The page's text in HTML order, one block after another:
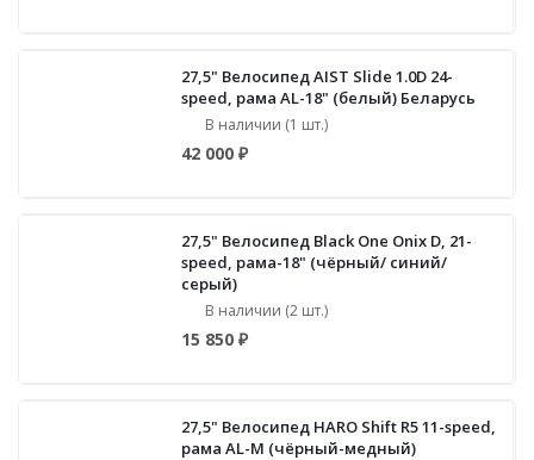
27,5" Велосипед AIST Slide 1.0D 24-
speed, рама AL-18" (белый) Беларусь
В наличии (1 шт.)
42 000 ₽
27,5" Велосипед Black One Onix D, 21-
speed, рама-18" (чёрный/ синий/
серый)
В наличии (2 шт.)
15 850 ₽
27,5" Велосипед HARO Shift R5 11-speed,
рама AL-M (чёрный-медный)